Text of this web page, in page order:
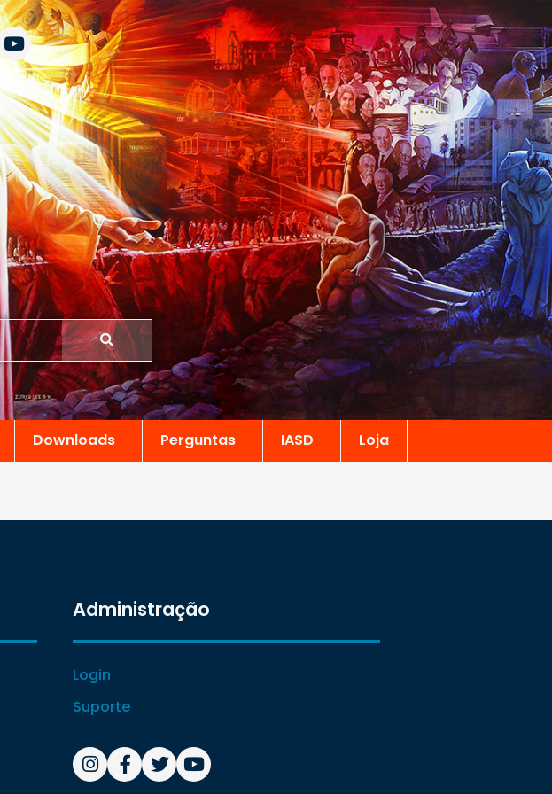
Downloads Perguntas IASD Loja
Administração
Login
Suporte